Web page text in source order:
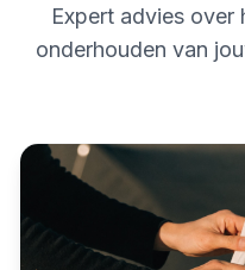
Expert advies over
onderhouden van